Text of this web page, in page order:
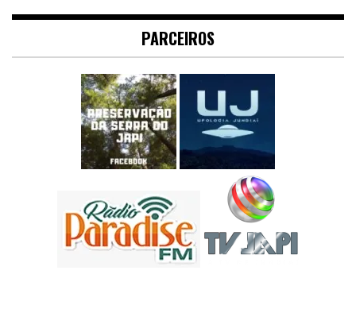
PARCEIROS